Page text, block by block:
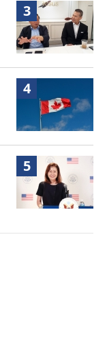
3
4
5